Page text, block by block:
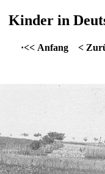
Kinder in
·<< Anfang <